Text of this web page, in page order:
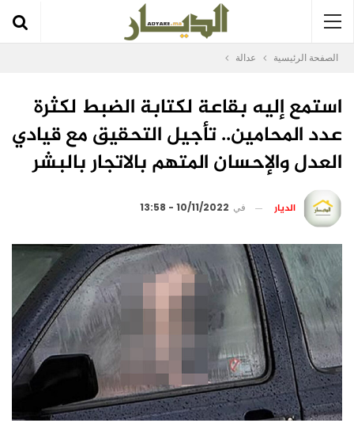
الصفحة الرئيسية عدالة
استمع إليه بقاعة لكتابة الضبط لكثرة
عدد المحامين.. تأجيل التحقيق مع قيادي
العدل والإحسان المتهم بالاتجار بالبشر
الديار في 10/11/2022 - 13:58